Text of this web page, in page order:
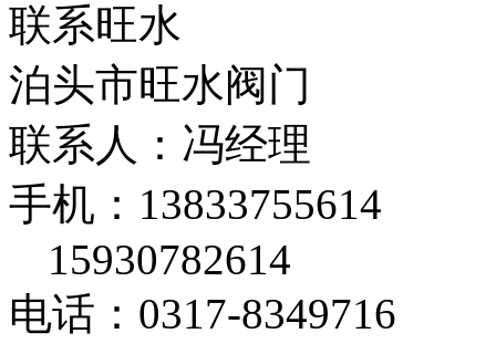
联系旺水
泊头市旺水阀门
联系人：冯经理
手机：13833755614
15930782614
电话：0317-8349716